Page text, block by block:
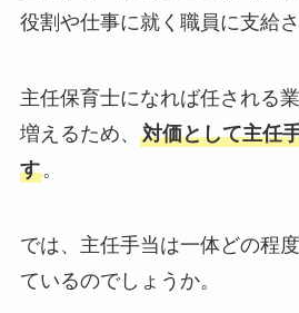
役割や仕事に就く職員に支給
主任保育士になれば任される
増えるため、 対価として主任
す。
では、主任手当は一体どの程
ているのでしょうか。